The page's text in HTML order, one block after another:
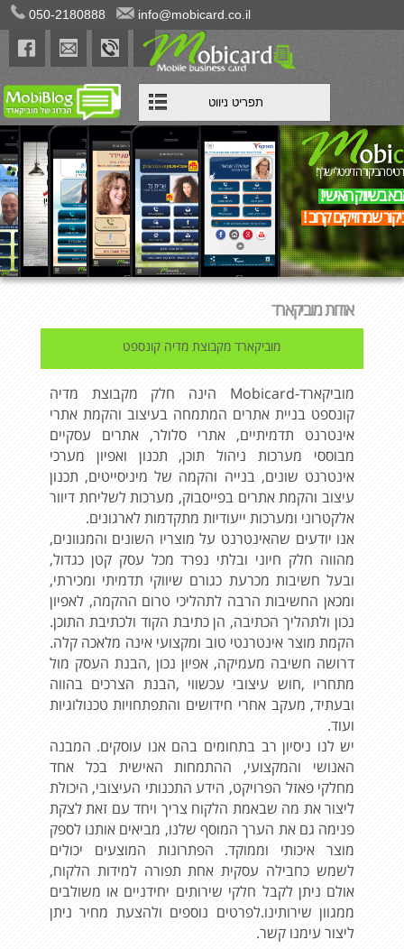
050-2180888 info@mobicard.co.il
תפריט ניווט
הביקור הדיגיטלי שלך!
בשיווק האישי!
שמחזיקים קרוב !
אודות מוביקארד
מוביקארד מקבוצת מדיה קונספט
מוביקארד-Mobicard הינה חלק מקבוצת מדיה
קונספט בניית אתרים המתמחה בעיצוב והקמת אתרי
אינטרנט תדמיתיים, אתרי סלולר, אתרים עסקיים
מבוססי מערכות ניהול תוכן, תכנון ואפיון מערכי
אינטרנט שונים, בנייה והקמה של מיניסייטים, תכנון
עיצוב והקמת אתרים בפייסבוק, מערכות לשליחת דיוור
אלקטרוני ומערכות ייעודיות מתקדמות לארגונים.
אנו יודעים שהאינטרנט על מוצריו השונים והמגוונים,
מהווה חלק חיוני ובלתי נפרד מכל עסק קטן כגדול,
ובעל חשיבות מכרעת כגורם שיווקי תדמיתי ומכירתי,
ומכאן החשיבות הרבה לתהליכי טרום ההקמה, לאפיון
נכון ולתהליך הכתיבה, הן כתיבת הקוד ולכתיבת התוכן.
הקמת מוצר אינטרנטי טוב ומקצועי אינה מלאכה קלה.
דרושה חשיבה מעמיקה, אפיון נכון ,הבנת העסק מול
מתחריו ,חוש עיצובי עכשווי ,הבנת הצרכים בהווה
ובעתיד, מעקב אחרי חידושים והתפתחויות טכנולוגיות
ועוד.
יש לנו ניסיון רב בתחומים בהם אנו עוסקים. המבנה
האנושי והמקצועי, ההתמחות האישית בכל אחד
מחלקי פאזל הפרויקט, הידע התכנותי העיצובי, היכולת
ליצור את מה שבאמת הלקוח צריך ויחד עם זאת לצקת
פנימה גם את הערך המוסף שלנו, מביאים אותנו לספק
מוצר איכותי וממוקד. הפתרונות המוצעים יכולים
לשמש כחבילה עסקית אחת תפורה למידות הלקוח,
אולם ניתן לקבל חלקי שירותים יחידניים או משולבים
ממגוון שירותינו.לפרטים נוספים ולהצעת מחיר ניתן
ליצור עימנו קשר.